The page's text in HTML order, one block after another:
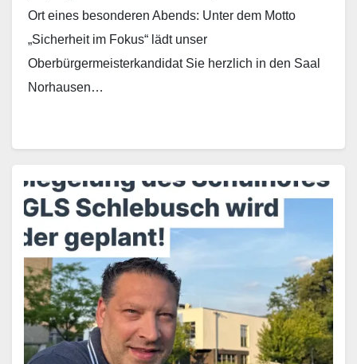
Ort eines besonderen Abends: Unter dem Motto
„Sicherheit im Fokus“ lädt unser
Oberbürgermeisterkandidat Sie herzlich in den Saal
Norhausen…